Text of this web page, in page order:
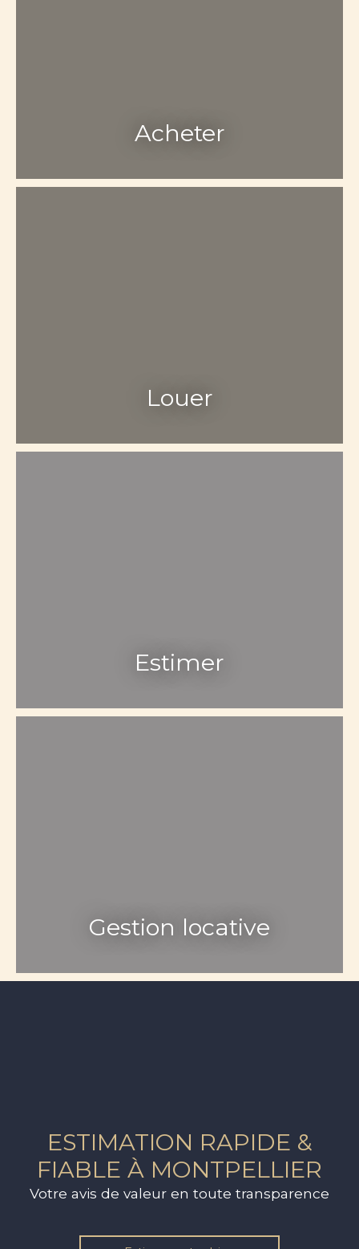
Acheter
Louer
Estimer
Gestion locative
ESTIMATION RAPIDE &
FIABLE À MONTPELLIER
Votre avis de valeur en toute transparence